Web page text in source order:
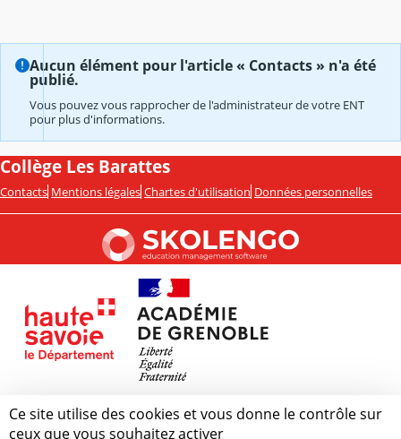
Aucun élément pour l'article « Contacts » n'a été
publié.
Vous pouvez vous rapprocher de l'administrateur de votre ENT
pour plus d'informations.
Collège Les Barattes
Contacts Mentions légales Chartes d'utilisation Données personnelles
Ce site utilise des cookies et vous donne le contrôle sur
ceux que vous souhaitez activer